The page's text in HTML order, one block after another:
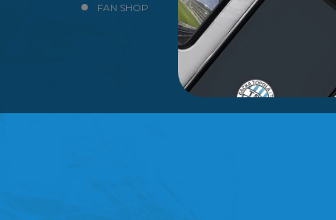
FAN SHOP
KONTAKT